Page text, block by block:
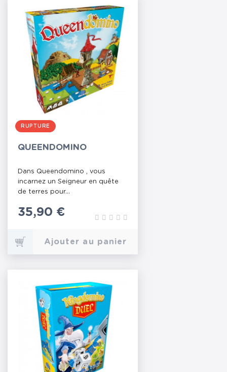
RUPTURE
QUEENDOMINO
Dans Queendomino , vous
incarnez un Seigneur en quête
de terres pour...
Prix
35,90 €
Ajouter au panier